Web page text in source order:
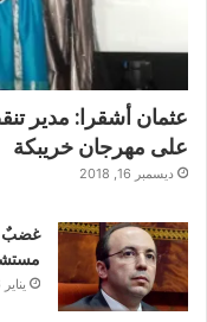
عثمان أشقرا: مدير
على مهرجان خريبكة
ديسمبر 16, 2018
غضبٌ
يناير 16, 2019